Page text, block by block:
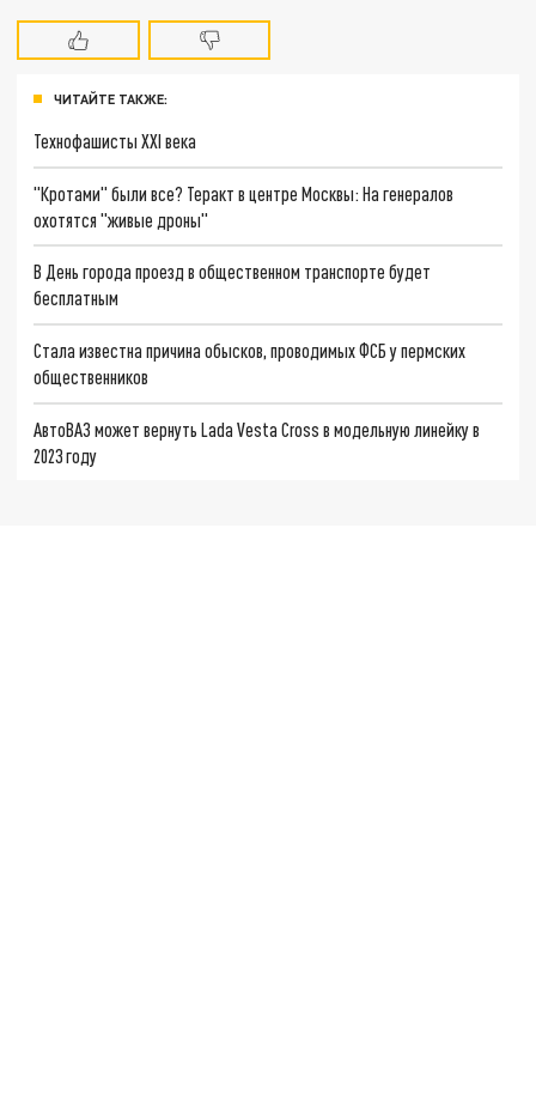
ЧИТАЙТЕ ТАКЖЕ:
Технофашисты XXI века
"Кротами" были все? Теракт в центре Москвы: На генералов
охотятся "живые дроны"
В День города проезд в общественном транспорте будет
бесплатным
Стала известна причина обысков, проводимых ФСБ у пермских
общественников
АвтоВАЗ может вернуть Lada Vesta Cross в модельную линейку в
2023 году